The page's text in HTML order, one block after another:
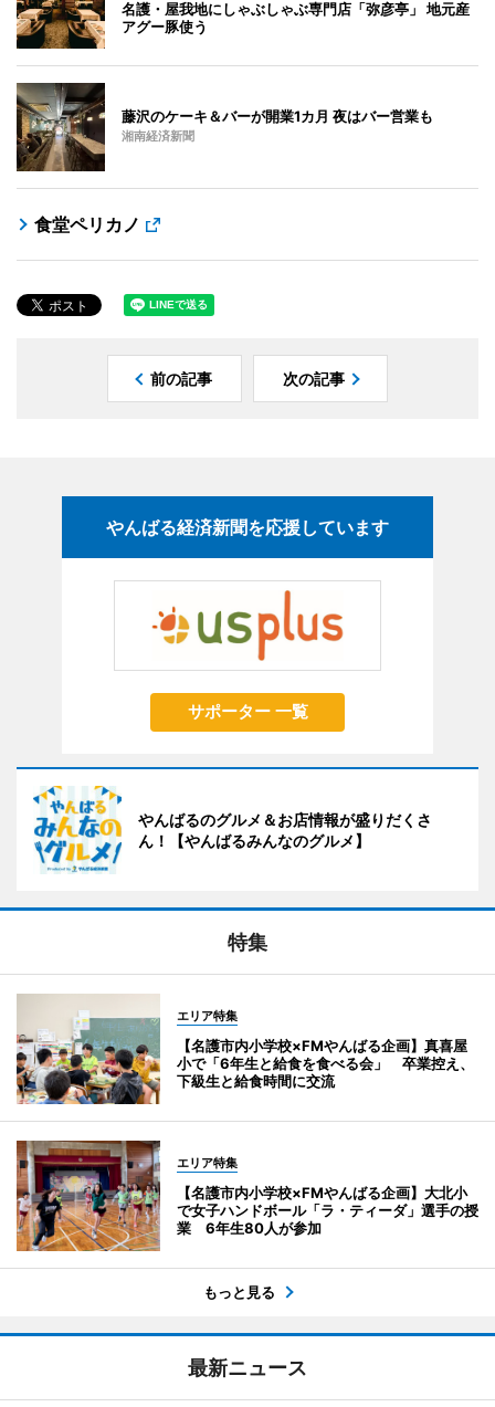
名護・屋我地にしゃぶしゃぶ専門店「弥彦亭」 地元産
アグー豚使う
藤沢のケーキ＆バーが開業1カ月 夜はバー営業も
湘南経済新聞
食堂ペリカノ
前の記事 次の記事
やんばる経済新聞を応援しています
サポーター 一覧
やんばるのグルメ＆お店情報が盛りだくさ
ん！【やんばるみんなのグルメ】
特集
エリア特集
【名護市内小学校×FMやんばる企画】真喜屋
小で「6年生と給食を食べる会」 卒業控え、
下級生と給食時間に交流
エリア特集
【名護市内小学校×FMやんばる企画】大北小
で女子ハンドボール「ラ・ティーダ」選手の授
業 6年生80人が参加
もっと見る
最新ニュース